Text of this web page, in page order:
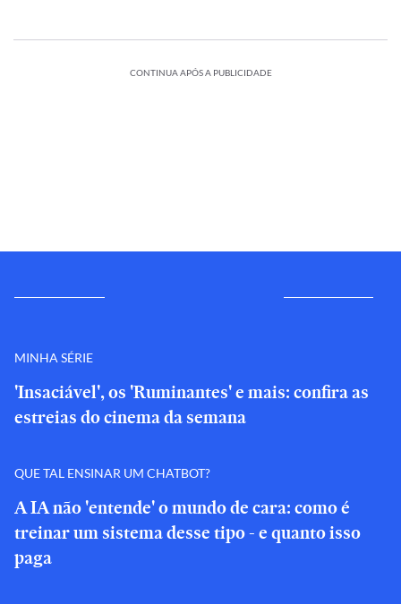
CONTINUA APÓS A PUBLICIDADE
MINHA SÉRIE
'Insaciável', os 'Ruminantes' e mais: confira as
estreias do cinema da semana
QUE TAL ENSINAR UM CHATBOT?
A IA não 'entende' o mundo de cara: como é
treinar um sistema desse tipo - e quanto isso
paga